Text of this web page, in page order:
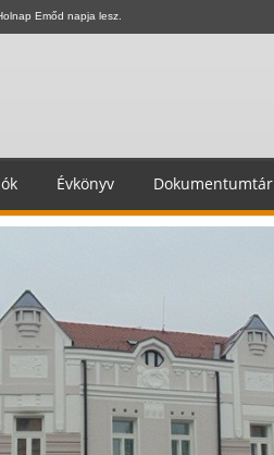
Emőd napja lesz.
Évkönyv Dokumentumtár